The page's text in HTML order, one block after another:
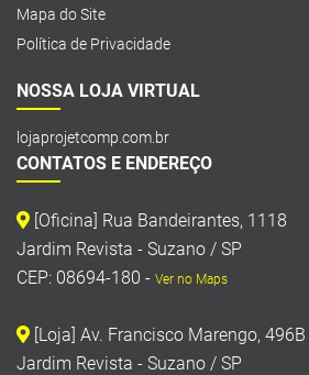
Mapa do Site
Política de Privacidade
NOSSA LOJA VIRTUAL
lojaprojetcomp.com.br
CONTATOS E ENDEREÇO
[Oficina] Rua Bandeirantes, 1118
Jardim Revista - Suzano / SP
CEP: 08694-180 - Ver no Maps
[Loja] Av. Francisco Marengo, 496B
Jardim Revista - Suzano / SP